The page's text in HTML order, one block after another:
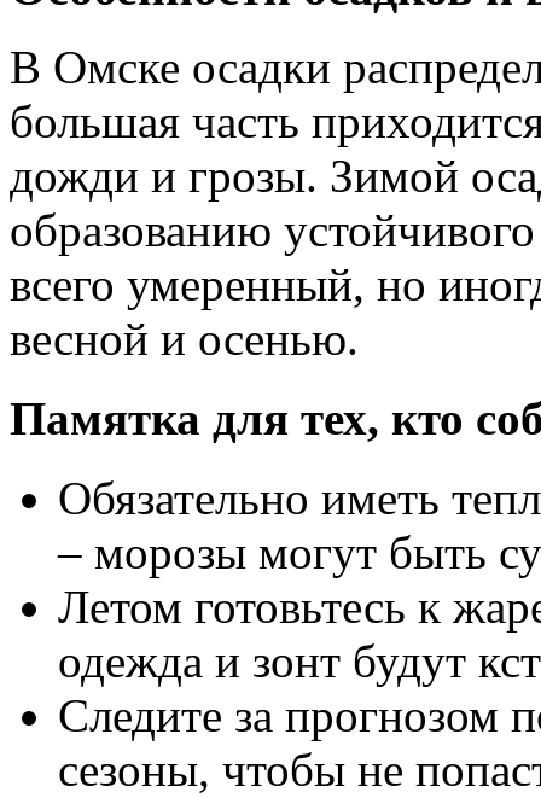
В Омске осадки
большая часть
дожди и грозы. Зимой
образованию
всего умеренный, но
весной и осенью.
Памятка для тех, кто
Обязательно иметь
– морозы могут быть
Летом готовьтесь к
одежда и зонт будут
Следите за прогнозом
сезоны, чтобы не